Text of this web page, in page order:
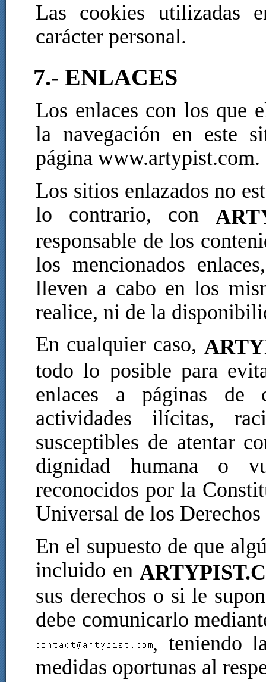
Las cookies utilizadas
carácter personal.
7.- ENLACES
Los enlaces con los que
la navegación en este
página www.artypist.com.
Los sitios enlazados no
lo contrario, con
responsable de los
los mencionados
lleven a cabo en los
realice, ni de la
En cualquier caso,
todo lo posible para
enlaces a páginas de
actividades ilícitas,
susceptibles de atentar
dignidad humana o
reconocidos por la
Universal de los
En el supuesto de que
incluido en
sus derechos o si le
debe comunicarlo
, teniendo
medidas oportunas al